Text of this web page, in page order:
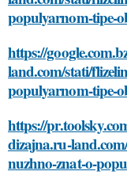
populyarnom-tipe-
https://
land.com/stati/
populyarnom-tipe-
https://
dizajna.ru-
nuzhno-znat-o-